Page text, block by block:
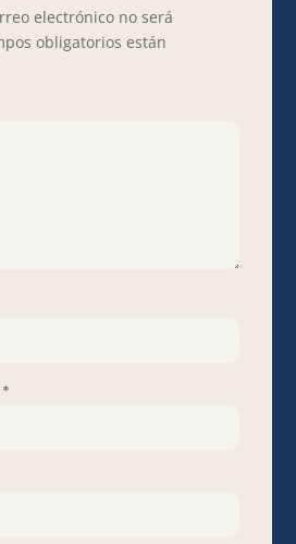
electrónico no será
obligatorios están
*